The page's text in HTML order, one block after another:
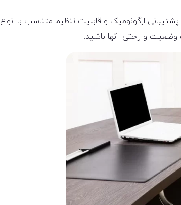
ارگونومیک و قابلیت تنظیم متناسب با انواع
وضعیت و راحتی آنها باشید.